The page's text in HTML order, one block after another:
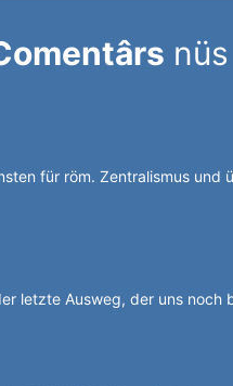
nüs
für röm. Zentralismus und
letzte Ausweg, der uns noch